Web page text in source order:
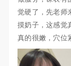
觉硬了，先老师
摸奶子，这感觉
真的很嫩，穴位